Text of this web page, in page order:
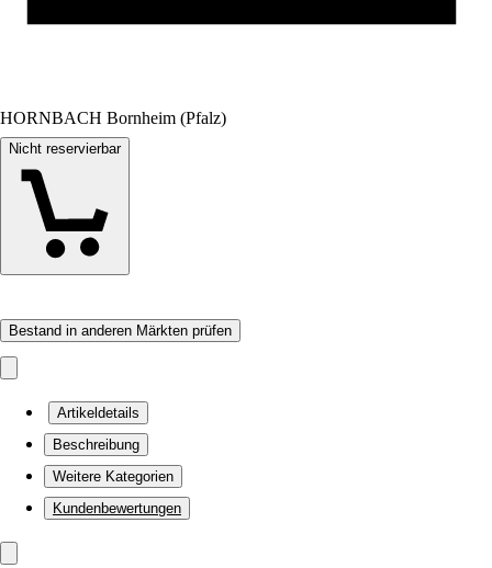
HORNBACH Bornheim (Pfalz)
Nicht reservierbar
Bestand in anderen Märkten prüfen
Artikeldetails
Beschreibung
Weitere Kategorien
Kundenbewertungen